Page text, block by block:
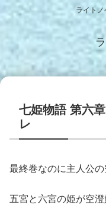
ライトノ
七姫物語 第六
レ
最終巻なのに主人公の
五宮と六宮の姫が空